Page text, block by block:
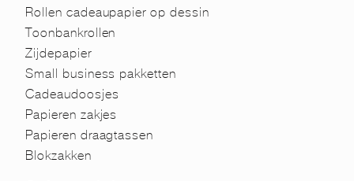
Rollen cadeaupapier op dessin
Toonbankrollen
Zijdepapier
Small business pakketten
Cadeaudoosjes
Papieren zakjes
Papieren draagtassen
Blokzakken